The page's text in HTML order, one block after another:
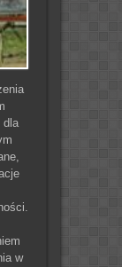
dla
w